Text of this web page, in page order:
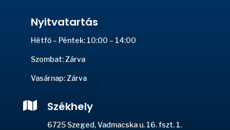
Nyitvatartás
Hétfő – Péntek: 10:00 – 14:00
Szombat: Zárva
Vasárnap: Zárva
 Székhely
6725 Szeged, Vadmacska u. 16. fszt. 1.